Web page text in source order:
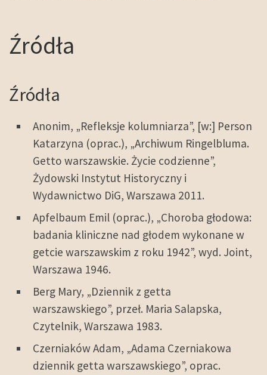
Źródła
Źródła
Anonim, „Refleksje kolumniarza”, [w:] Person
Katarzyna (oprac.), „Archiwum Ringelbluma.
Getto warszawskie. Życie codzienne”,
Żydowski Instytut Historyczny i
Wydawnictwo DiG, Warszawa 2011.
Apfelbaum Emil (oprac.), „Choroba głodowa:
badania kliniczne nad głodem wykonane w
getcie warszawskim z roku 1942”, wyd. Joint,
Warszawa 1946.
Berg Mary, „Dziennik z getta
warszawskiego”, przeł. Maria Salapska,
Czytelnik, Warszawa 1983.
Czerniaków Adam, „Adama Czerniakowa
dziennik getta warszawskiego”, oprac.